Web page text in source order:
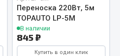
Переноска 220Вт, 5м
TOPAUTO LP-5M
В наличии
845 ₽
Купить в один клик